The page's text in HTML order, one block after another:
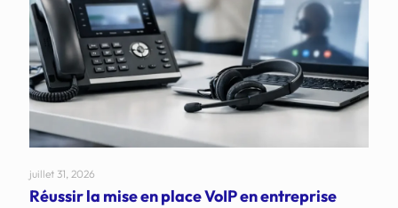
juillet 31, 2026
Réussir la mise en place VoIP en entreprise